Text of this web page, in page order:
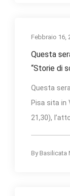
Febbraio 16,
Questa
“Storie di
Questa
Pisa sita in
21,30),
By Basilicata